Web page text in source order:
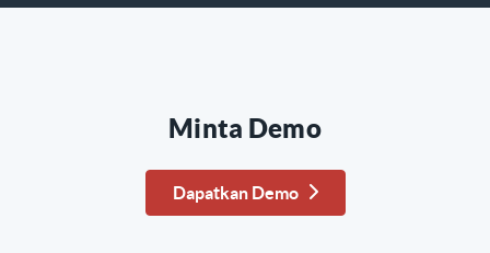
Minta Demo
Dapatkan Demo